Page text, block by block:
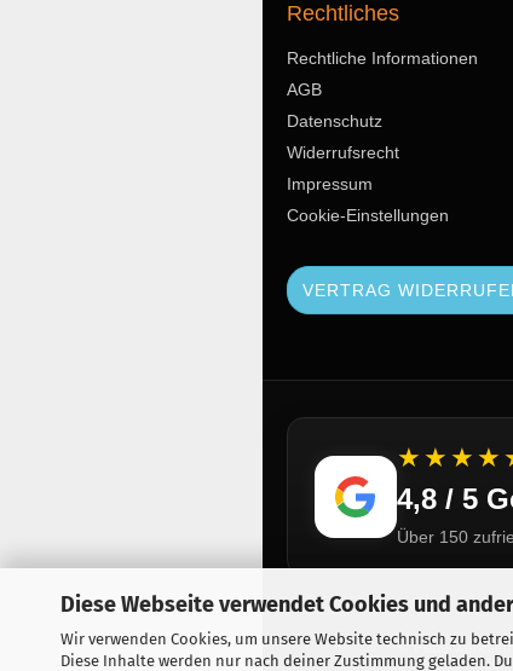
Diese Webseite verwendet Cookies und
Wir verwenden Cookies, um unsere Website technisch zu
Diese Inhalte werden nur nach deiner Zustimmung geladen.
Rechtliches
Rechtliche Informationen
AGB
Datenschutz
Widerrufsrecht
Impressum
Cookie-Einstellungen
VERTRAG
4,8 / 5
Über 150
©